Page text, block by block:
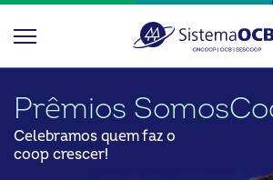
Prêmios
Celebramos quem faz o
coop crescer!